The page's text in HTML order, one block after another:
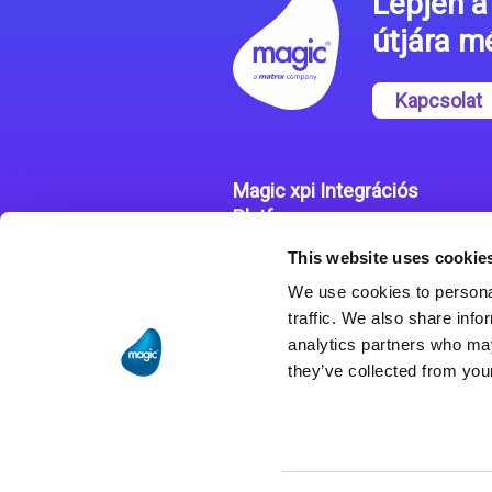
This website uses
We use cookies to
traffic. We also share
analytics partners who
they’ve collected from
útjára
Kapcsolat
Magic xpi Integrációs
Platform
Integrációs Platform
Sikertörténetek